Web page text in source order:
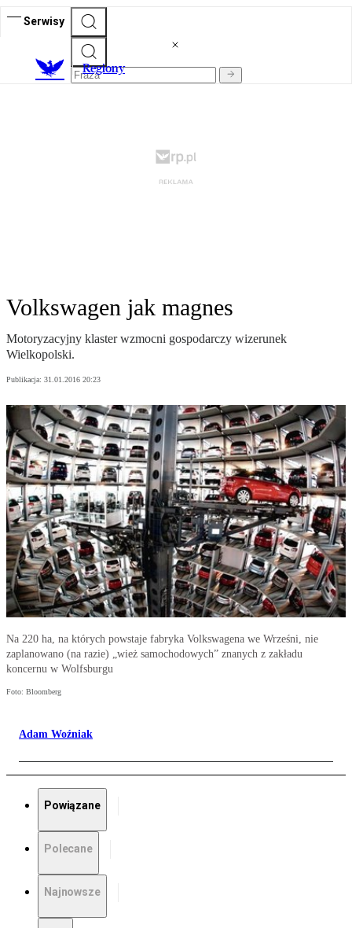
Serwisy
Regiony
Volkswagen jak magnes
Motoryzacyjny klaster wzmocni gospodarczy wizerunek
Wielkopolski.
Publikacja: 31.01.2016 20:23
Na 220 ha, na których powstaje fabryka Volkswagena we Wrześni, nie
zaplanowano (na razie) „wież samochodowych” znanych z zakładu
koncernu w Wolfsburgu
Foto: Bloomberg
Adam Woźniak
Powiązane
Polecane
Najnowsze